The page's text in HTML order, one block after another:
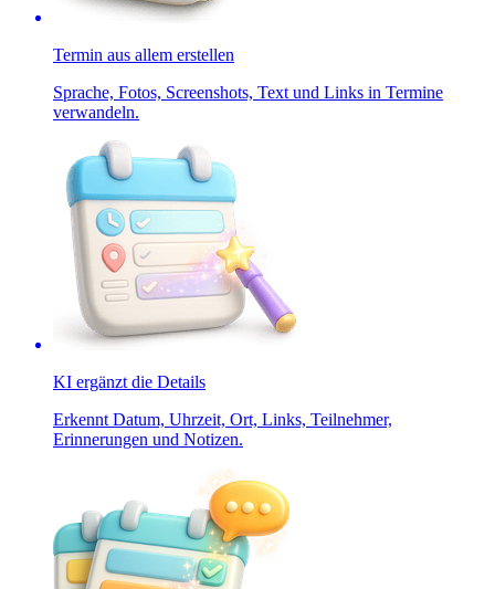
Termin aus allem erstellen
Sprache, Fotos, Screenshots, Text und Links in Termine
verwandeln.
KI ergänzt die Details
Erkennt Datum, Uhrzeit, Ort, Links, Teilnehmer,
Erinnerungen und Notizen.